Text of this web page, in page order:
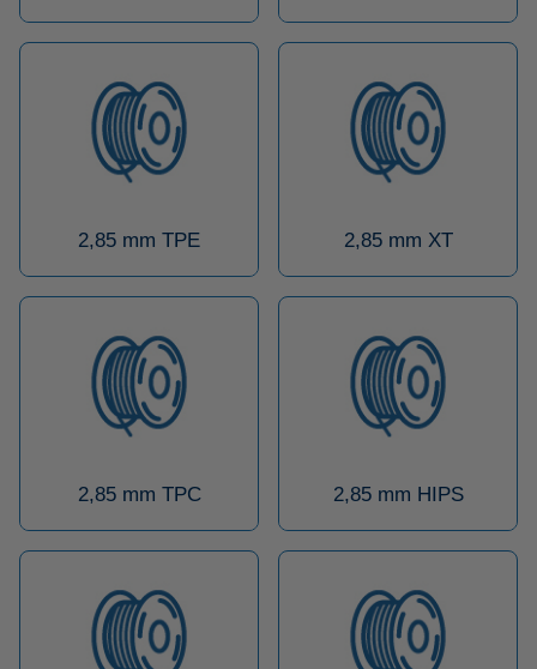
2,85 mm TPE 2,85 mm XT
2,85 mm TPC 2,85 mm HIPS